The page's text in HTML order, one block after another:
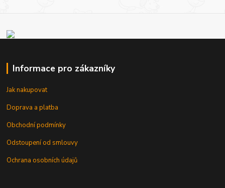
Informace pro zákazníky
Jak nakupovat
Doprava a platba
Obchodní podmínky
Odstoupení od smlouvy
Ochrana osobních údajů